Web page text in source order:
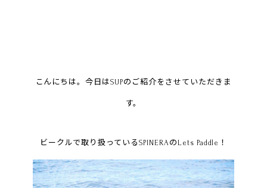
こんにちは。今日はSUPのご紹介をさせていただきま
す。
ビークルで取り扱っているSPINERAのLets Paddle！